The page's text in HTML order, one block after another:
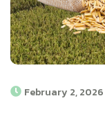
February 2, 2026